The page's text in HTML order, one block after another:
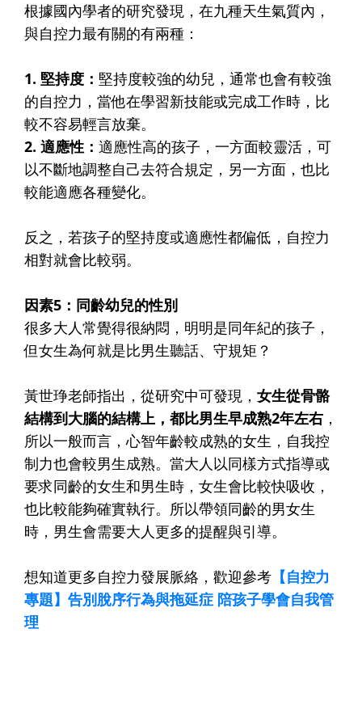
根據國內學者的研究發現，在九種天生氣質內，
與自控力最有關的有兩種：
1. 堅持度： 堅持度較強的幼兒，通常也會有較強
的自控力，當他在學習新技能或完成工作時，比
較不容易輕言放棄。
2. 適應性： 適應性高的孩子，一方面較靈活，可
以不斷地調整自己去符合規定，另一方面，也比
較能適應各種變化。
反之，若孩子的堅持度或適應性都偏低，自控力
相對就會比較弱。
因素5：同齡幼兒的性別
很多大人常覺得很納悶，明明是同年紀的孩子，
但女生為何就是比男生聽話、守規矩？
黃世琤老師指出，從研究中可發現， 女生從骨骼
結構到大腦的結構上，都比男生早成熟2年左右 ，
所以一般而言，心智年齡較成熟的女生，自我控
制力也會較男生成熟。當大人以同樣方式指導或
要求同齡的女生和男生時，女生會比較快吸收，
也比較能夠確實執行。所以帶領同齡的男女生
時，男生會需要大人更多的提醒與引導。
想知道更多自控力發展脈絡，歡迎參考 【自控力
專題】告別脫序行為與拖延症 陪孩子學會自我管
理